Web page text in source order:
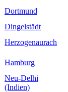
Dortmund
Dingelstädt
Herzogenaurach
Hamburg
Neu-Delhi
(Indien)